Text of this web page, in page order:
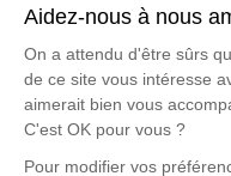
Nous vous invitons
laisser vos
souvenirs, une
à travers des
est un lieu
mémoire de Nicole